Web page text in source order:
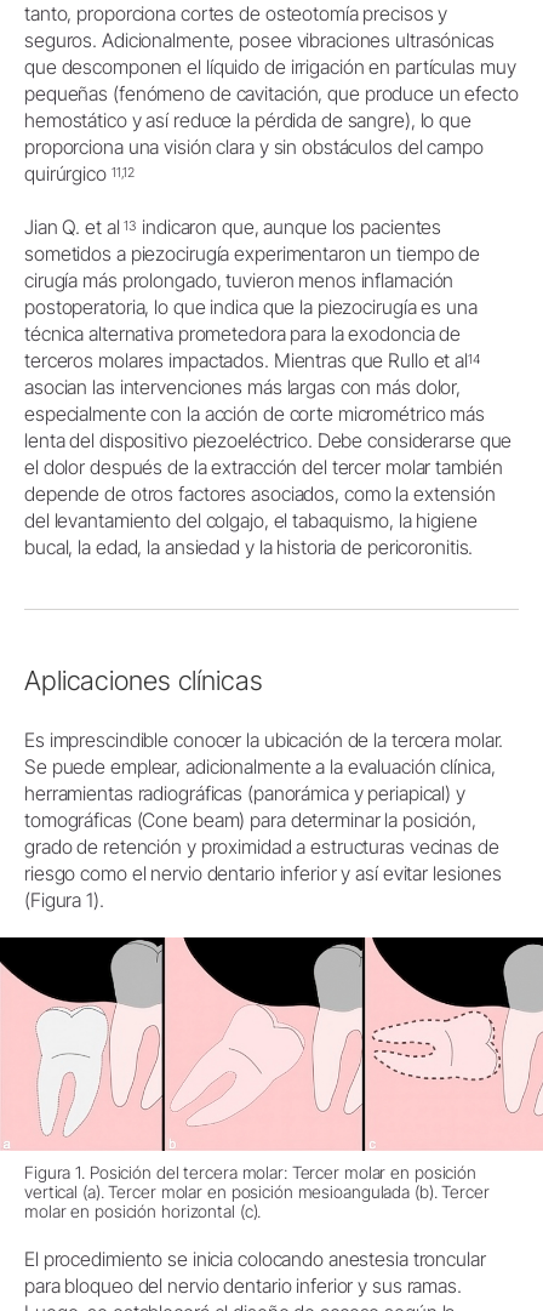
tanto, proporciona cortes de osteotomía precisos y
seguros. Adicionalmente, posee vibraciones ultrasónicas
que descomponen el líquido de irrigación en partículas muy
pequeñas (fenómeno de cavitación, que produce un efecto
hemostático y así reduce la pérdida de sangre), lo que
proporciona una visión clara y sin obstáculos del campo
quirúrgico 11,12
Jian Q. et al13 indicaron que, aunque los pacientes
sometidos a piezocirugía experimentaron un tiempo de
cirugía más prolongado, tuvieron menos inflamación
postoperatoria, lo que indica que la piezocirugía es una
técnica alternativa prometedora para la exodoncia de
terceros molares impactados. Mientras que Rullo et al14
asocian las intervenciones más largas con más dolor,
especialmente con la acción de corte micrométrico más
lenta del dispositivo piezoeléctrico. Debe considerarse que
el dolor después de la extracción del tercer molar también
depende de otros factores asociados, como la extensión
del levantamiento del colgajo, el tabaquismo, la higiene
bucal, la edad, la ansiedad y la historia de pericoronitis.
Aplicaciones clínicas
Es imprescindible conocer la ubicación de la tercera molar.
Se puede emplear, adicionalmente a la evaluación clínica,
herramientas radiográficas (panorámica y periapical) y
tomográficas (Cone beam) para determinar la posición,
grado de retención y proximidad a estructuras vecinas de
riesgo como el nervio dentario inferior y así evitar lesiones
(Figura 1).
Figura 1. Posición del tercera molar: Tercer molar en posición
vertical (a). Tercer molar en posición mesioangulada (b). Tercer
molar en posición horizontal (c).
El procedimiento se inicia colocando anestesia troncular
para bloqueo del nervio dentario inferior y sus ramas.